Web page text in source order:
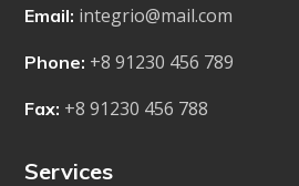
Email: integrio@mail.com
Phone: +8 91230 456 789
Fax: +8 91230 456 788
Services